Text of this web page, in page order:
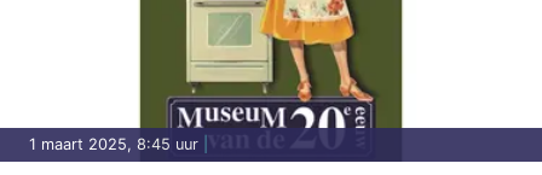
1 maart 2025, 8:45 uur